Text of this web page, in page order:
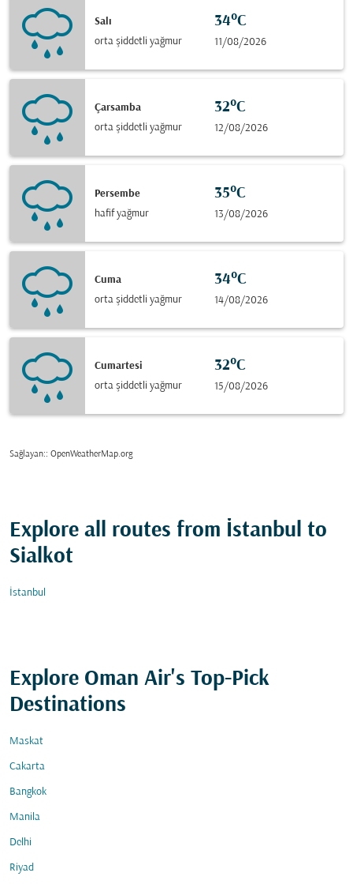
Salı
orta şiddetli yağmur
34°C
11/08/2026
Çarsamba
orta şiddetli yağmur
32°C
12/08/2026
Persembe
hafif yağmur
35°C
13/08/2026
Cuma
orta şiddetli yağmur
34°C
14/08/2026
Cumartesi
orta şiddetli yağmur
32°C
15/08/2026
Sağlayan:: OpenWeatherMap.org
Explore all routes from İstanbul to
Sialkot
İstanbul
Explore Oman Air's Top-Pick
Destinations
Maskat
Cakarta
Bangkok
Manila
Delhi
Riyad